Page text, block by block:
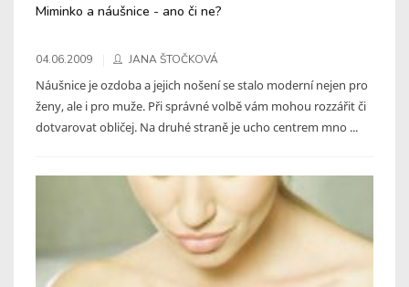
Miminko a náušnice - ano či ne?
04.06.2009 JANA ŠTOČKOVÁ
Náušnice je ozdoba a jejich nošení se stalo moderní nejen pro
ženy, ale i pro muže. Při správné volbě vám mohou rozzářit či
dotvarovat obličej. Na druhé straně je ucho centrem mno ...